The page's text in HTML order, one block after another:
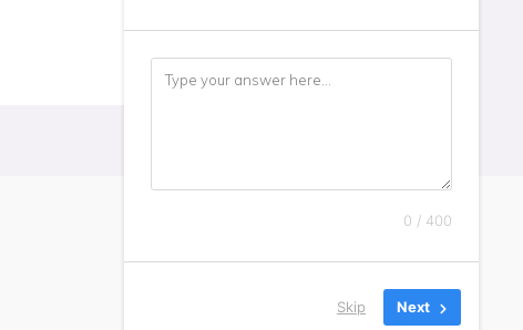
0 / 400
Skip Next